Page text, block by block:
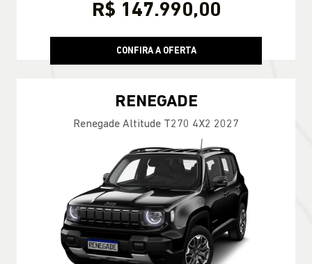
R$ 147.990,00
CONFIRA A OFERTA
RENEGADE
Renegade Altitude T270 4X2 2027